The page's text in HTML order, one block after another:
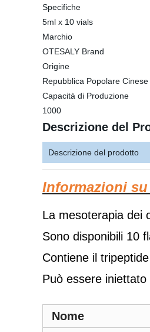
Specifiche
5ml x 10 vials
Marchio
OTESALY Brand
Origine
Repubblica Popolare Cinese
Capacità di Produzione
1000
Descrizione del
Descrizione del prodotto
Informazioni su
La mesoterapia dei
Sono disponibili 10
Contiene il
Può essere
Nome